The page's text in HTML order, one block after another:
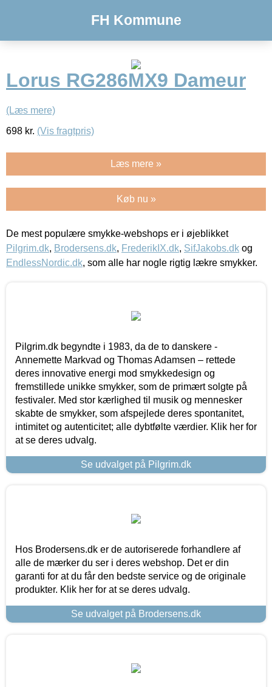
FH Kommune
Lorus RG286MX9 Dameur
(Læs mere)
698 kr. (Vis fragtpris)
Læs mere »
Køb nu »
De mest populære smykke-webshops er i øjeblikket
Pilgrim.dk, Brodersens.dk, FrederikIX.dk, SifJakobs.dk og
EndlessNordic.dk, som alle har nogle rigtig lækre smykker.
Pilgrim.dk begyndte i 1983, da de to danskere -
Annemette Markvad og Thomas Adamsen – rettede
deres innovative energi mod smykkedesign og
fremstillede unikke smykker, som de primært solgte på
festivaler. Med stor kærlighed til musik og mennesker
skabte de smykker, som afspejlede deres spontanitet,
intimitet og autenticitet; alle dybtfølte værdier. Klik her for
at se deres udvalg.
Se udvalget på Pilgrim.dk
Hos Brodersens.dk er de autoriserede forhandlere af
alle de mærker du ser i deres webshop. Det er din
garanti for at du får den bedste service og de originale
produkter. Klik her for at se deres udvalg.
Se udvalget på Brodersens.dk